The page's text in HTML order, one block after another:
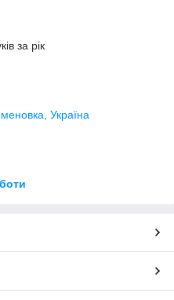
за рік
Україна